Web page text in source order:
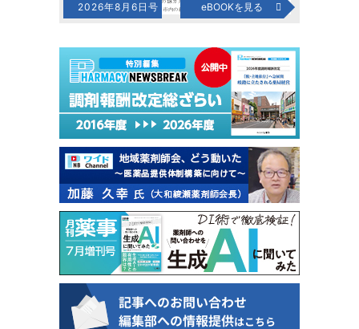
2026年8月6日号 eBOOKを見る